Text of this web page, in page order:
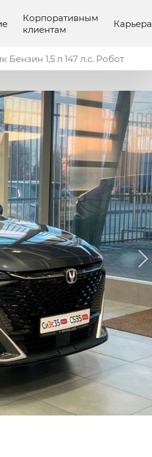
Корпоративным
клиентам
Карьера
1,5 л 147 л.с. Робот